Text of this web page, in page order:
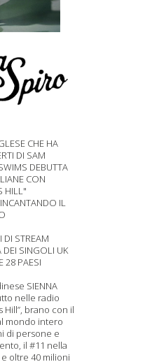
CHE HA
DI SAM
DEBUTTA
CON
HILL"
IL
STREAM
DEI SINGOLI UK
28 PAESI
SIENNA
nelle radio
Hill”, brano con il
mondo intero
di persone e
il #11 nella
oltre 40 milioni